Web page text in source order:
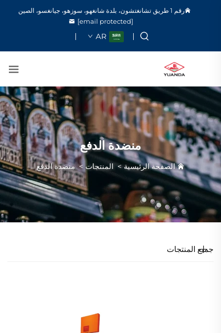
رقم 1 طريق تشانغتشون، بلدة شانغهو، سوزهو، جيانغسو، الصين
[email protected]
AR
منضدة الدفع
الصفحة الرئيسية> المنتجات >منضدة الدفع
جميع المنتجات